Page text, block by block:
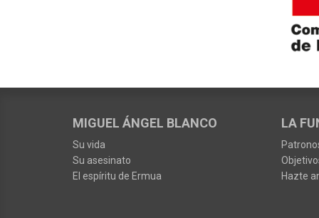
MIGUEL ÁNGEL BLANCO
Su vida
Su asesinato
El espíritu de Ermua
LA
Hazte